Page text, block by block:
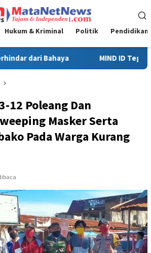
Hukum & Kriminal Politik Pendidikan
Penuh Bagi PT Vale di
12 Poleang Dan
Masker Serta
Pada Warga Kurang